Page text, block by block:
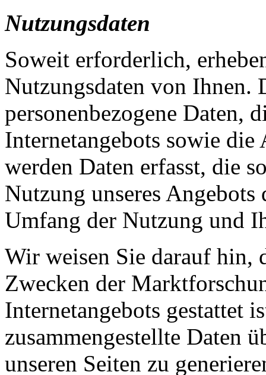
Nutzungsdaten
Soweit erforderlich,
Nutzungsdaten von Ihnen.
personenbezogene Daten,
Internetangebots sowie
werden Daten erfasst, die
Nutzung unseres
Umfang der Nutzung und
Wir weisen Sie darauf hin,
Zwecken der
Internetangebots gestattet
zusammengestellte Daten
unseren Seiten zu